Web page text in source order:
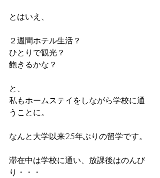
とはいえ、
２週間ホテル生活？
ひとりで観光？
飽きるかな？
と、
私もホームステイをしながら学校に通
うことに。
なんと大学以来25年ぶりの留学です。
滞在中は学校に通い、放課後はのんび
り・・・